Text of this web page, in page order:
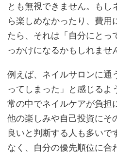
とも無視できません。もし
ら楽しめなかったり、費用
たら、それは「自分にとっ
っかけになるかもしれませ
例えば、ネイルサロンに通
ってしまった」と感じるよ
常の中でネイルケアが負担
他の楽しみや自己投資にそ
良いと判断する人も多いで
なく、自分の優先順位に合